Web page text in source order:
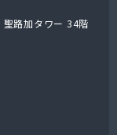
路加タワー 34階